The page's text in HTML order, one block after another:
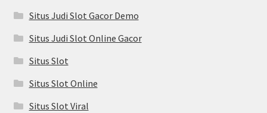
Situs Judi Slot Gacor Demo
Situs Judi Slot Online Gacor
Situs Slot
Situs Slot Online
Situs Slot Viral